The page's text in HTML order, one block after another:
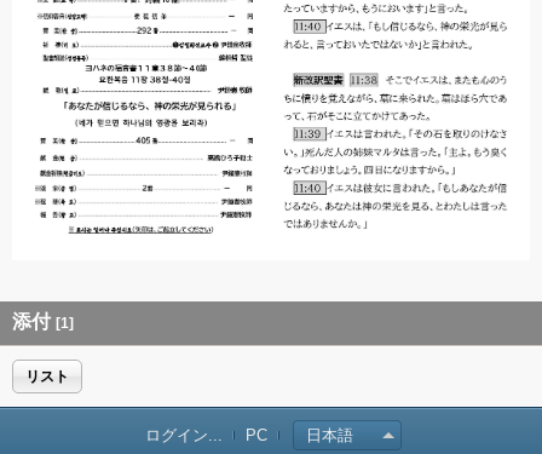
添付 [1]
リスト
ログイン... PC 日本語